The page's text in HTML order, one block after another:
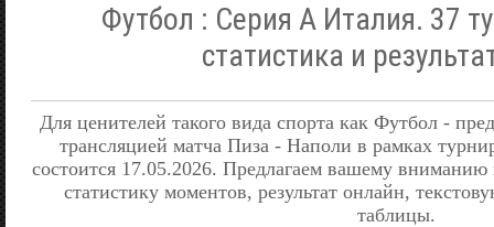
Футбол : Серия А Италия. 37
статистика и
Для ценителей такого вида спорта как Футбол -
трансляцией матча Пиза - Наполи в рамках
состоится 17.05.2026. Предлагаем вашему
статистику моментов, результат онлайн,
таблицы.